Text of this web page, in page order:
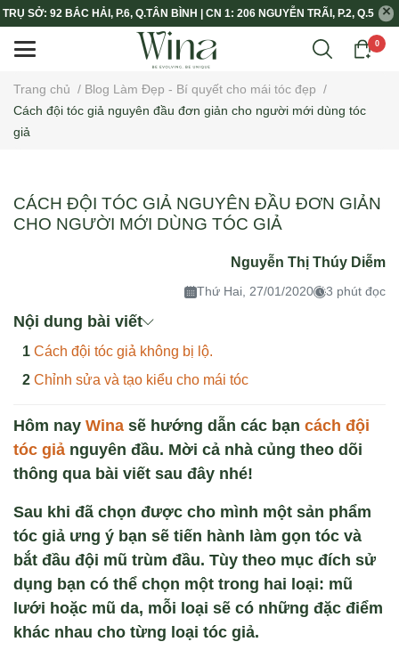
TRỤ SỞ: 92 BẮC HẢI, P.6, Q.TÂN BÌNH | CN 1: 206 NGUYỄN TRÃI, P.2, Q.5
0
Trang chủ / Blog Làm Đẹp - Bí quyết cho mái tóc đẹp /
Cách đội tóc giả nguyên đầu đơn giản cho người mới dùng tóc
giả
CÁCH ĐỘI TÓC GIẢ NGUYÊN ĐẦU ĐƠN GIẢN
CHO NGƯỜI MỚI DÙNG TÓC GIẢ
Nguyễn Thị Thúy Diễm
Thứ Hai, 27/01/2020 3 phút đọc
Nội dung bài viết
Cách đội tóc giả không bị lộ.
Chỉnh sửa và tạo kiểu cho mái tóc
Hôm nay Wina sẽ hướng dẫn các bạn cách đội
tóc giả nguyên đầu. Mời cả nhà củng theo dõi
thông qua bài viết sau đây nhé!
Sau khi đã chọn được cho mình một sản phẩm
tóc giả ưng ý bạn sẽ tiến hành làm gọn tóc và
bắt đầu đội mũ trùm đầu. Tùy theo mục đích sử
dụng bạn có thể chọn một trong hai loại: mũ
lưới hoặc mũ da, mỗi loại sẽ có những đặc điểm
khác nhau cho từng loại tóc giả.